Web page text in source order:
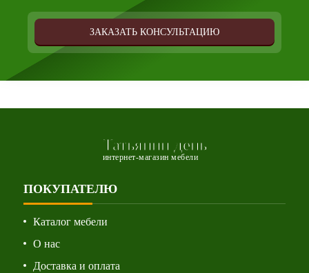
ЗАКАЗАТЬ КОНСУЛЬТАЦИЮ
Татьянин день
интернет-магазин мебели
ПОКУПАТЕЛЮ
Каталог мебели
О нас
Доставка и оплата